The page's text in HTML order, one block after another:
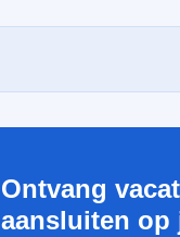
Ontvang
aansluiten